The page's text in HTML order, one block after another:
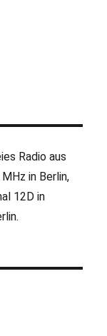
Radio aus
in Berlin,
12D in